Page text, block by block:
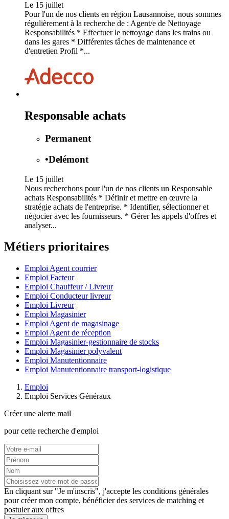
Le 15 juillet
Pour l'un de nos clients en région Lausannoise, nous sommes
régulièrement à la recherche de : Agent/e de Nettoyage
Responsabilités * Effectuer le nettoyage dans les trains ou
dans les gares * Différentes tâches de maintenance et
d'entretien Profil *...
Responsable achats
Permanent
•Delémont
Le 15 juillet
Nous recherchons pour l'un de nos clients un Responsable
achats Responsabilités * Définir et mettre en œuvre la
stratégie achats de l'entreprise. * Identifier, sélectionner et
négocier avec les fournisseurs. * Gérer les appels d'offres et
analyser...
Métiers prioritaires
Emploi Agent courrier
Emploi Facteur
Emploi Chauffeur / Livreur
Emploi Conducteur livreur
Emploi Livreur
Emploi Magasinier
Emploi Agent de magasinage
Emploi Agent de réception
Emploi Magasinier-gestionnaire de stocks
Emploi Magasinier polyvalent
Emploi Manutentionnaire
Emploi Manutentionnaire transport-logistique
Emploi
Emploi Services Généraux
Créer une alerte mail
pour cette recherche d'emploi
En cliquant sur "Je m'inscris", j'accepte les conditions générales
pour créer mon compte, bénéficier des services de matching et
postuler aux offres